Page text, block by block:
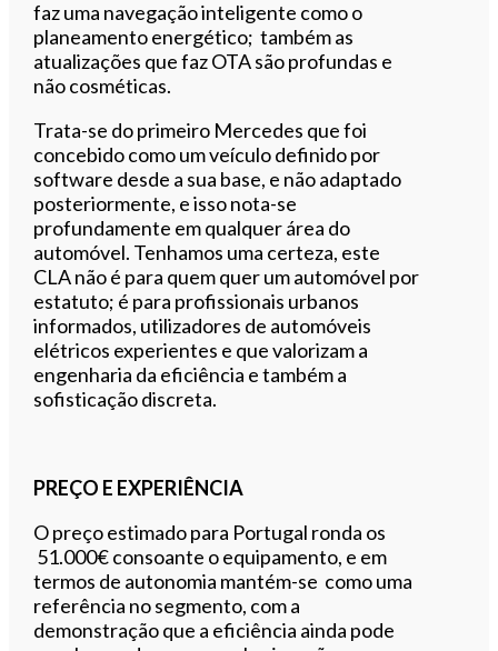
faz uma navegação inteligente como o
planeamento energético; também as
atualizações que faz OTA são profundas e
não cosméticas.
Trata-se do primeiro Mercedes que foi
concebido como um veículo definido por
software desde a sua base, e não adaptado
posteriormente, e isso nota-se
profundamente em qualquer área do
automóvel. Tenhamos uma certeza, este
CLA não é para quem quer um automóvel por
estatuto; é para profissionais urbanos
informados, utilizadores de automóveis
elétricos experientes e que valorizam a
engenharia da eficiência e também a
sofisticação discreta.
PREÇO E EXPERIÊNCIA
O preço estimado para Portugal ronda os
51.000€ consoante o equipamento, e em
termos de autonomia mantém-se como uma
referência no segmento, com a
demonstração que a eficiência ainda pode